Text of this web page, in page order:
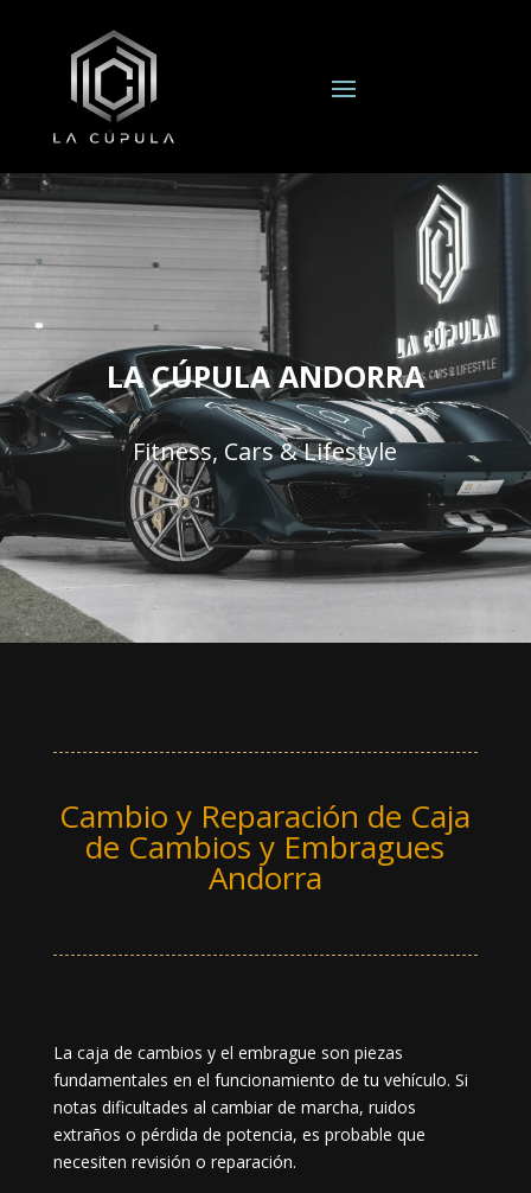
LA CÚPULA ANDORRA
Fitness, Cars & Lifestyle
Cambio y Reparación de Caja
de Cambios y Embragues
Andorra
La caja de cambios y el embrague son piezas
fundamentales en el funcionamiento de tu vehículo. Si
notas dificultades al cambiar de marcha, ruidos
extraños o pérdida de potencia, es probable que
necesiten revisión o reparación.